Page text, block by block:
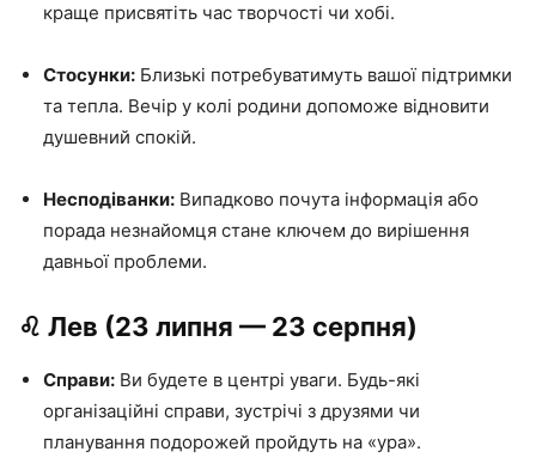
краще присвятіть час творчості чи хобі.
Стосунки: Близькі потребуватимуть вашої підтримки
та тепла. Вечір у колі родини допоможе відновити
душевний спокій.
Несподіванки: Випадково почута інформація або
порада незнайомця стане ключем до вирішення
давньої проблеми.
♌️ Лев (23 липня — 23 серпня)
Справи: Ви будете в центрі уваги. Будь-які
організаційні справи, зустрічі з друзями чи
планування подорожей пройдуть на «ура».